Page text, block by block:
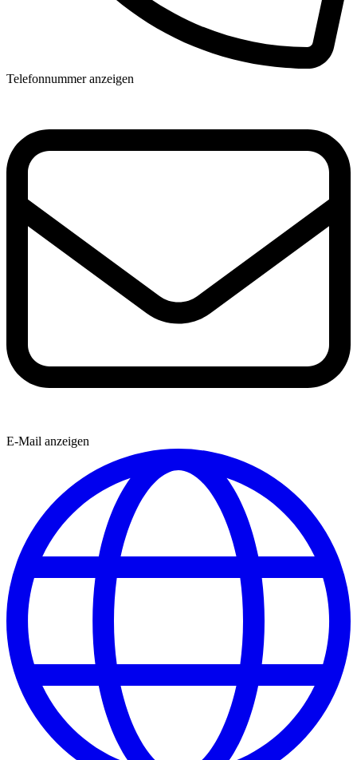
Telefonnummer anzeigen
E-Mail anzeigen